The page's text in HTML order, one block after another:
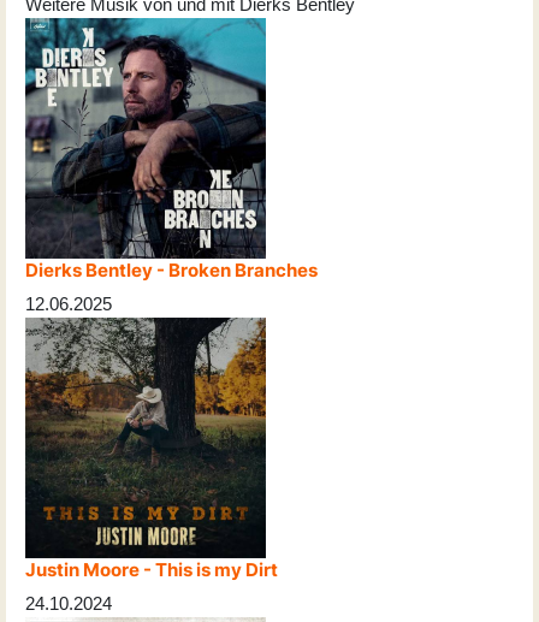
Weitere Musik von und mit Dierks Bentley
Dierks Bentley - Broken Branches
12.06.2025
Justin Moore - This is my Dirt
24.10.2024